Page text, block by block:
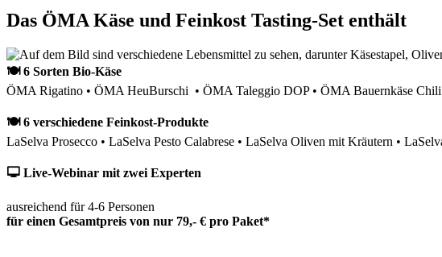
Das ÖMA Käse und Feinkost Tasting-Set enthält
🍽 6 Sorten Bio-Käse
ÖMA Rigatino • ÖMA HeuBurschi • ÖMA Taleggio DOP • ÖMA Bauernkäse
🍽 6 verschiedene Feinkost-Produkte
LaSelva Prosecco • LaSelva Pesto Calabrese • LaSelva Oliven mit Kräutern •
🖵 Live-Webinar mit zwei Experten
ausreichend für 4-6 Personen
für einen Gesamtpreis von nur 79,- € pro Paket*